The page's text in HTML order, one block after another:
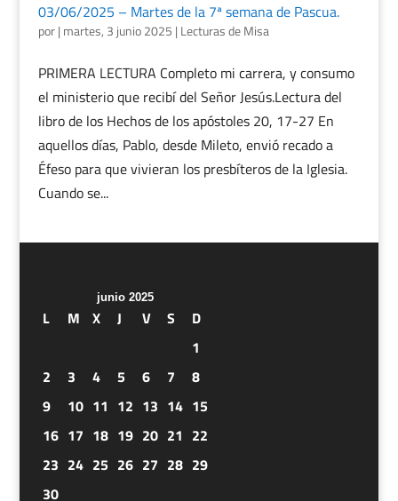
03/06/2025 – Martes de la 7ª semana de Pascua.
por| martes, 3 junio 2025 | Lecturas de Misa
PRIMERA LECTURA Completo mi carrera, y consumo
el ministerio que recibí del Señor Jesús.Lectura del
libro de los Hechos de los apóstoles 20, 17-27 En
aquellos días, Pablo, desde Mileto, envió recado a
Éfeso para que vivieran los presbíteros de la Iglesia.
Cuando se...
junio 2025
L M X J V S
D
1
2
3 4 5 6 7
8
9
10 11 12 13 14 15
16 17 18 19 20 21 22
23 24 25 26 27 28 29
30